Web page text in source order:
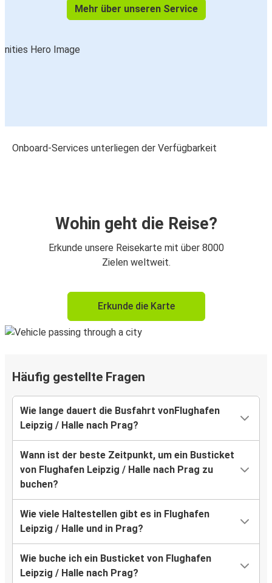
Mehr über unseren Service
Onboard-Services unterliegen der Verfügbarkeit
Wohin geht die Reise?
Erkunde unsere Reisekarte mit über 8000
Zielen weltweit.
Erkunde die Karte
Häufig gestellte Fragen
Wie lange dauert die Busfahrt vonFlughafen
Leipzig / Halle nach Prag?
Wann ist der beste Zeitpunkt, um ein Busticket
von Flughafen Leipzig / Halle nach Prag zu
buchen?
Wie viele Haltestellen gibt es in Flughafen
Leipzig / Halle und in Prag?
Wie buche ich ein Busticket von Flughafen
Leipzig / Halle nach Prag?